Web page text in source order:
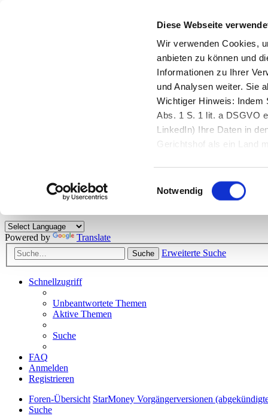
Diese Webseite
Wir verwenden Cookies,
anbieten zu können und
Informationen zu Ihrer
und Analysen weiter. Sie
Wichtiger Hinweis: Indem
Abs. 1 S. 1 lit. a DSGVO
LinkedIn) Ihre Daten in
Gerichtshof als ein Land
Einwilligungsauswahl
Notwendig
Herzlich willkommen!
Kunden viele nützliche Hilfestellungen und interessante Tipps und
Powered by Translate
Suche Erweiterte Suche
Schnellzugriff
Unbeantwortete Themen
Aktive Themen
Suche
FAQ
Anmelden
Registrieren
Foren-Übersicht StarMoney Vorgängerversionen
Suche